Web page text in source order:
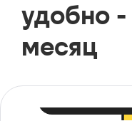
удобно -
месяц